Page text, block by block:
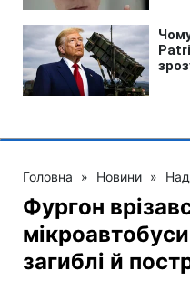
Головна » Новини »
Фургон
загиблі й